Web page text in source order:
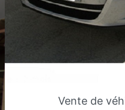
Vente de